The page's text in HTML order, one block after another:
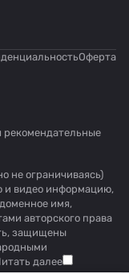
Оферта
рекомендательные
не ограничиваясь)
и видео информацию,
имя,
авторского права
защищены
далее